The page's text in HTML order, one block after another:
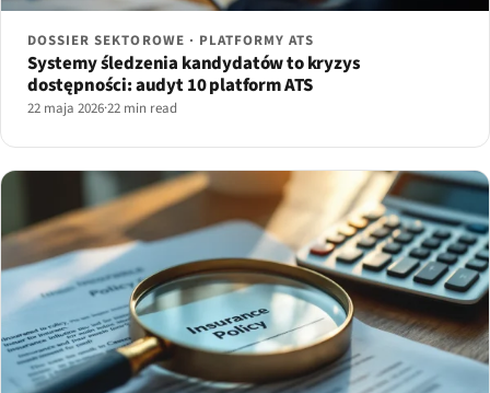
DOSSIER SEKTOROWE · PLATFORMY ATS
Systemy śledzenia kandydatów to kryzys
dostępności: audyt 10 platform ATS
22 maja 2026·22 min read